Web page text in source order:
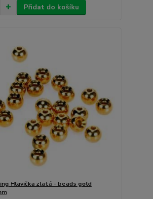
Přidat do košíku
Hlavička zlatá - beads gold